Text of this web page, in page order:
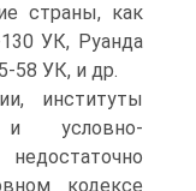
страны, как
УК, Руанда
58 УК, и др.
институты
и условно-
кодексе